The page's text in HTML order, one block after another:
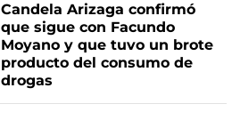
Candela Arizaga confirmó
que sigue con Facundo
Moyano y que tuvo un brote
producto del consumo de
drogas